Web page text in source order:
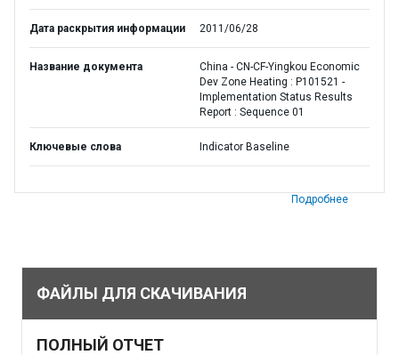
Дата раскрытия информации 2011/06/28
Название документа
China - CN-CF-Yingkou Economic
Dev Zone Heating : P101521 -
Implementation Status Results
Report : Sequence 01
Ключевые слова Indicator Baseline
Подробнее
ФАЙЛЫ ДЛЯ СКАЧИВАНИЯ
ПОЛНЫЙ ОТЧЕТ